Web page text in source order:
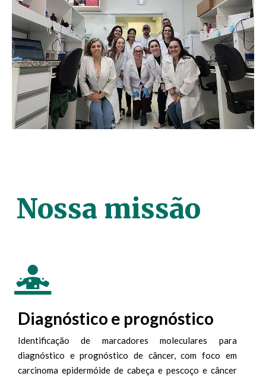
Nossa missão
Diagnóstico e prognóstico
Identificação de marcadores moleculares para
diagnóstico e prognóstico de câncer, com foco em
carcinoma epidermóide de cabeça e pescoço e câncer